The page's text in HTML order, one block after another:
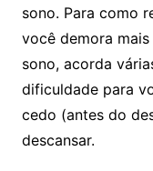
sono. Para como
você demora
sono, acorda
dificuldade para
cedo (antes do
descansar.